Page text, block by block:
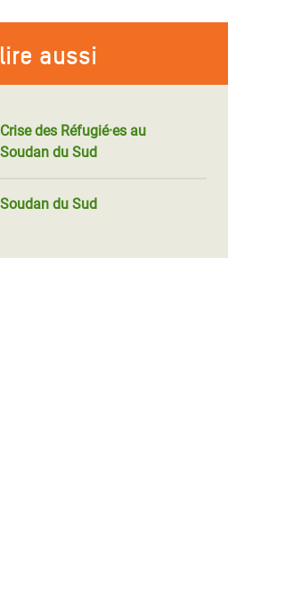
aussi
Crise des Réfugié·es au
Soudan du Sud
Soudan du Sud